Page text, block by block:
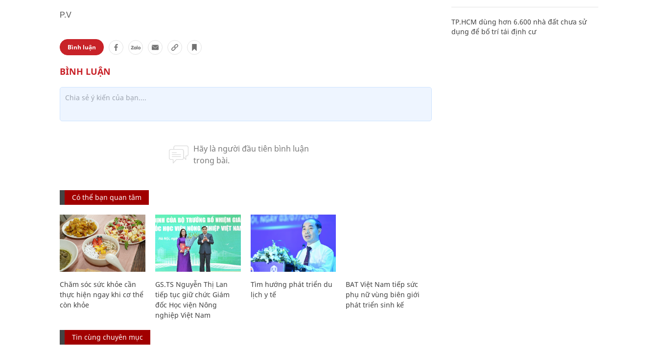
P.V
Bình luận
Có thể bạn quan tâm
Chăm sóc sức khỏe cần
thực hiện ngay khi cơ thể
còn khỏe
GS.TS Nguyễn Thị Lan
tiếp tục giữ chức Giám
đốc Học viện Nông
nghiệp Việt Nam
Tìm hướng phát triển du
lịch y tế
BAT Việt Nam tiếp sức
phụ nữ vùng biên giới
phát triển sinh kế
Tin cùng chuyên mục
TP.HCM dùng hơn 6.600 nhà đất chưa sử
dụng để bố trí tái định cư